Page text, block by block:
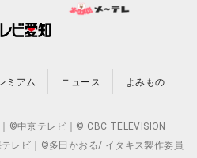
ミアム ニュース よみもの
©中京テレビ｜© CBC TELEVISION
レビ｜©多田かおる/ イタキス製作委員